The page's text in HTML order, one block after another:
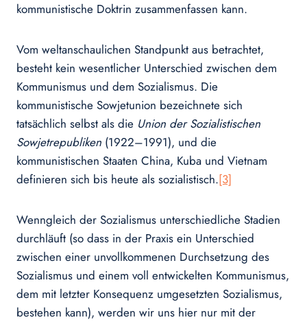
kommunistische Doktrin zusammenfassen kann.
Vom weltanschaulichen Standpunkt aus betrachtet,
besteht kein wesentlicher Unterschied zwischen dem
Kommunismus und dem Sozialismus. Die
kommunistische Sowjetunion bezeichnete sich
tatsächlich selbst als die Union der Sozialistischen
Sowjetrepubliken (1922–1991), und die
kommunistischen Staaten China, Kuba und Vietnam
definieren sich bis heute als sozialistisch.[3]
Wenngleich der Sozialismus unterschiedliche Stadien
durchläuft (so dass in der Praxis ein Unterschied
zwischen einer unvollkommenen Durchsetzung des
Sozialismus und einem voll entwickelten Kommunismus,
dem mit letzter Konsequenz umgesetzten Sozialismus,
bestehen kann), werden wir uns hier nur mit der